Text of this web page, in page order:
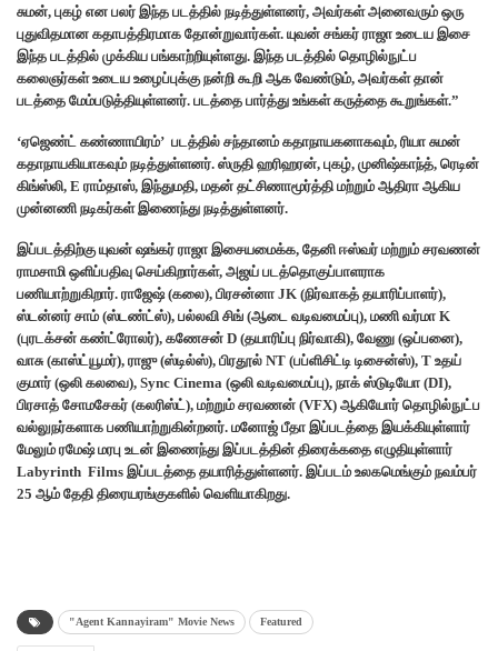
சுமன், புகழ் என பலர் இந்த படத்தில் நடித்துள்ளனர், அவர்கள் அனைவரும் ஒரு
புதுவிதமான கதாபத்திரமாக தோன்றுவார்கள். யுவன் சங்கர் ராஜா உடைய இசை
இந்த படத்தில் முக்கிய பங்காற்றியுள்ளது. இந்த படத்தில் தொழில்நுட்ப
கலைஞர்கள் உடைய உழைப்புக்கு நன்றி கூறி ஆக வேண்டும், அவர்கள் தான்
படத்தை மேம்படுத்தியுள்ளனர். படத்தை பார்த்து உங்கள் கருத்தை கூறுங்கள்.”
‘ஏஜெண்ட் கண்ணாயிரம்’ படத்தில் சந்தானம் கதாநாயகனாகவும், ரியா சுமன்
கதாநாயகியாகவும் நடித்துள்ளனர். ஸ்ருதி ஹரிஹரன், புகழ், முனிஷ்காந்த், ரெடின்
கிங்ஸ்லி, E ராம்தாஸ், இந்துமதி, மதன் தட்சிணாமூர்த்தி மற்றும் ஆதிரா ஆகிய
முன்னணி நடிகர்கள் இணைந்து நடித்துள்ளனர்.
இப்படத்திற்கு யுவன் ஷங்கர் ராஜா இசையமைக்க, தேனி ஈஸ்வர் மற்றும் சரவணன்
ராமசாமி ஒளிப்பதிவு செய்கிறார்கள், அஜய் படத்தொகுப்பாளராக
பணியாற்றுகிறார். ராஜேஷ் (கலை), பிரசன்னா JK (நிர்வாகத் தயாரிப்பாளர்),
ஸ்டன்னர் சாம் (ஸ்டண்ட்ஸ்), பல்லவி சிங் (ஆடை வடிவமைப்பு), மணி வர்மா K
(புரடக்சன் கண்ட்ரோலர்), கணேசன் D (தயாரிப்பு நிர்வாகி), வேணு (ஒப்பனை),
வாசு (காஸ்ட்யூமர்), ராஜு (ஸ்டில்ஸ்), பிரதூல் NT (பப்ளிசிட்டி டிசைன்ஸ்), T உதய்
குமார் (ஒலி கலவை), Sync Cinema (ஒலி வடிவமைப்பு), நாக் ஸ்டுடியோ (DI),
பிரசாத் சோமசேகர் (கலரிஸ்ட்), மற்றும் சரவணன் (VFX) ஆகியோர் தொழில்நுட்ப
வல்லுநர்களாக பணியாற்றுகின்றனர். மனோஜ் பீதா இப்படத்தை இயக்கியுள்ளார்
மேலும் ரமேஷ் மரபு உடன் இணைந்து இப்படத்தின் திரைக்கதை எழுதியுள்ளார்
Labyrinth Films இப்படத்தை தயாரித்துள்ளனர். இப்படம் உலகமெங்கும் நவம்பர்
25 ஆம் தேதி திரையரங்குகளில் வெளியாகிறது.
"Agent Kannayiram" Movie News Featured